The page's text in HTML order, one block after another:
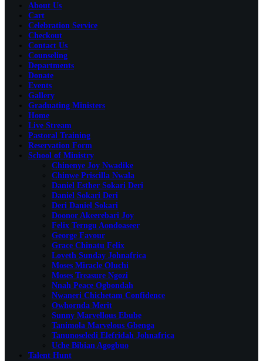
About Us
Cart
Celebration Service
Checkout
Contact Us
Counseling
Departments
Donate
Events
Gallery
Graduating Ministers
Home
Live Stream
Pastoral Training
Reservation Form
School of Ministry
Chinenye Joy Nwadike
Chinwe Priscilla Nwala
Daniel Esther Sokari Deri
Daniel Sokari Deri
Deri Daniel Sokari
Doonor Akeerebari Joy
Felix Terngu Aondoaseer
George Favour
Grace Chinatu Felix
Loveth Sunday Johnafrica
Moses Miracle Oluchi
Moses Treasure Ngozi
Nnah Peace Ogbondah
Nwaneri Chichetam Confidence
Owhornda Merit
Sunny Marvellous Ebube
Tanimola Marvelous Gbenga
Tanunoseledi Elefridah Johnafrica
Uche Bibian Agogbuo
Talent Hunt